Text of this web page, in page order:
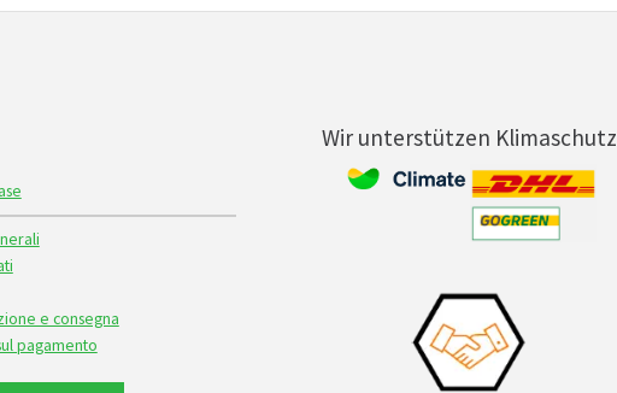
e consegna
pagamento
Wir unterstützen Klimaschutz